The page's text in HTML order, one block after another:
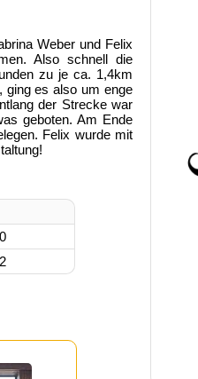
Weber und Felix
Also schnell die
zu je ca. 1,4km
ging es also um enge
der Strecke war
geboten. Am Ende
Felix wurde mit